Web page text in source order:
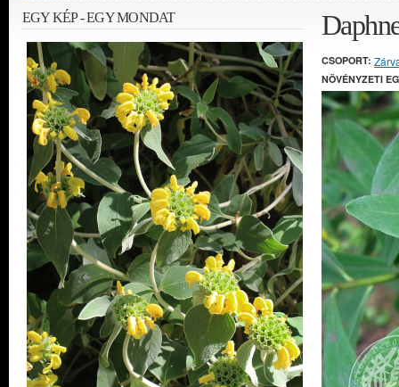
CSOPORT:
NÖVÉNYZETI
EGY KÉP - EGY MONDAT